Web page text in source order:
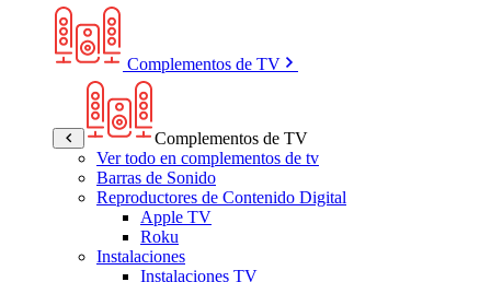
Complementos de TV
Complementos de TV
Ver todo en complementos de tv
Barras de Sonido
Reproductores de Contenido Digital
Apple TV
Roku
Instalaciones
Instalaciones TV